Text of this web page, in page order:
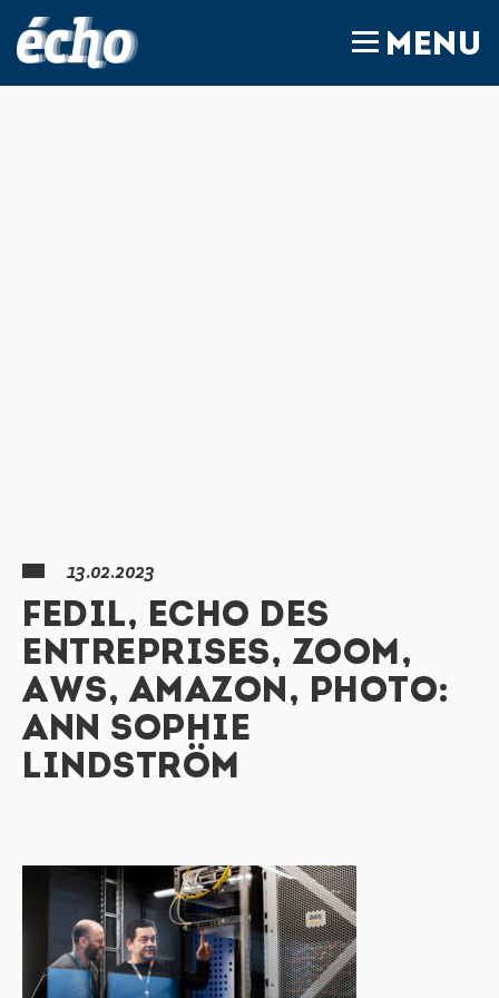
MENU
13.02.2023
FEDIL, ECHO DES
ENTREPRISES, ZOOM,
AWS, AMAZON, PHOTO:
ANN SOPHIE
LINDSTRÖM